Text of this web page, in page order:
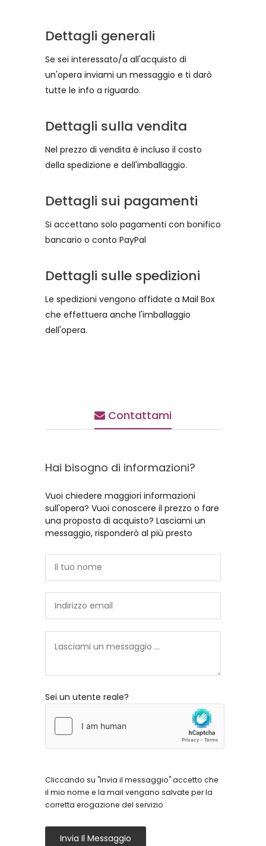
Dettagli generali
Se sei interessato/a all'acquisto di
un'opera inviami un messaggio e ti darò
tutte le info a riguardo.
Dettagli sulla vendita
Nel prezzo di vendita è incluso il costo
della spedizione e dell'imballaggio.
Dettagli sui pagamenti
Si accettano solo pagamenti con bonifico
bancario o conto PayPal
Dettagli sulle spedizioni
Le spedizioni vengono affidate a Mail Box
che effettuera anche l'imballaggio
dell'opera.
Contattami
Hai bisogno di informazioni?
Vuoi chiedere maggiori informazioni
sull'opera? Vuoi conoscere il prezzo o fare
una proposta di acquisto? Lasciami un
messaggio, risponderò al più presto
Sei un utente reale?
Cliccando su "Invia il messaggio" accetto che
il mio nome e la mail vengano salvate per la
corretta erogazione del servizio
Invia Il Messaggio